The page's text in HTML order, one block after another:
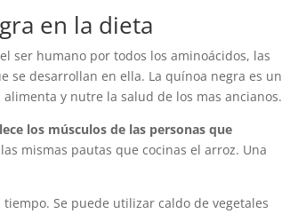
en la dieta
ser humano por todos los aminoácidos, las
se desarrollan en ella. La quínoa negra es un
y nutre la salud de los mas ancianos.
los músculos de las personas que
mismas pautas que cocinas el arroz. Una
Se puede utilizar caldo de vegetales